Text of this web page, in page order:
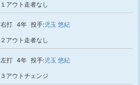
１アウト走者なし
右打 4年 投手:児玉 悠紀
２アウト走者なし
左打 4年 投手:児玉 悠紀
３アウトチェンジ